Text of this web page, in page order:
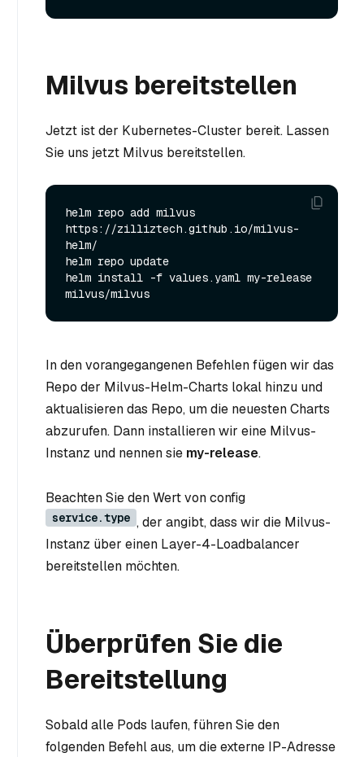
Milvus bereitstellen
Jetzt ist der Kubernetes-Cluster bereit. Lassen
Sie uns jetzt Milvus bereitstellen.
helm repo add milvus
https://zilliztech.github.io/milvus-
helm/
helm repo update
helm install -f values.yaml my-release
In den vorangegangenen Befehlen fügen wir das
Repo der Milvus-Helm-Charts lokal hinzu und
aktualisieren das Repo, um die neuesten Charts
abzurufen. Dann installieren wir eine Milvus-
Instanz und nennen sie my-release.
Beachten Sie den Wert von config
service.type , der angibt, dass wir die Milvus-
Instanz über einen Layer-4-Loadbalancer
bereitstellen möchten.
Überprüfen Sie die
Bereitstellung
Sobald alle Pods laufen, führen Sie den
folgenden Befehl aus, um die externe IP-Adresse